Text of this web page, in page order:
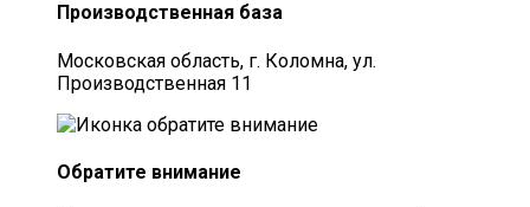
Производственная база
Московская область, г. Коломна, ул.
Производственная 11
Обратите внимание